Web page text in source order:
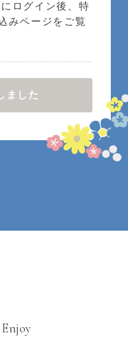
ログイン後、特
みページをご覧
ました